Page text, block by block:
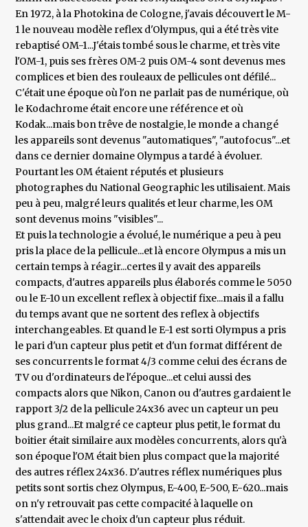
En 1972, à la Photokina de Cologne, j'avais découvert le M-
1 le nouveau modèle reflex d'Olympus, qui a été très vite
rebaptisé OM-1...J'étais tombé sous le charme, et très vite
l'OM-1, puis ses frères OM-2 puis OM-4 sont devenus mes
complices et bien des rouleaux de pellicules ont défilé...
C'était une époque où l'on ne parlait pas de numérique, où
le Kodachrome était encore une référence et où
Kodak...mais bon trêve de nostalgie, le monde a changé
les appareils sont devenus "automatiques", "autofocus"...et
dans ce dernier domaine Olympus a tardé à évoluer.
Pourtant les OM étaient réputés et plusieurs
photographes du National Geographic les utilisaient. Mais
peu à peu, malgré leurs qualités et leur charme, les OM
sont devenus moins "visibles"...
Et puis la technologie a évolué, le numérique a peu à peu
pris la place de la pellicule...et là encore Olympus a mis un
certain temps à réagir...certes il y avait des appareils
compacts, d'autres appareils plus élaborés comme le 5050
ou le E-10 un excellent reflex à objectif fixe...mais il a fallu
du temps avant que ne sortent des reflex à objectifs
interchangeables. Et quand le E-1 est sorti Olympus a pris
le pari d'un capteur plus petit et d'un format différent de
ses concurrents le format 4/3 comme celui des écrans de
TV ou d'ordinateurs de l'époque...et celui aussi des
compacts alors que Nikon, Canon ou d'autres gardaient le
rapport 3/2 de la pellicule 24x36 avec un capteur un peu
plus grand...Et malgré ce capteur plus petit, le format du
boitier était similaire aux modèles concurrents, alors qu'à
son époque l'OM était bien plus compact que la majorité
des autres réflex 24x36. D'autres réflex numériques plus
petits sont sortis chez Olympus, E-400, E-500, E-620...mais
on n'y retrouvait pas cette compacité à laquelle on
s'attendait avec le choix d'un capteur plus réduit.